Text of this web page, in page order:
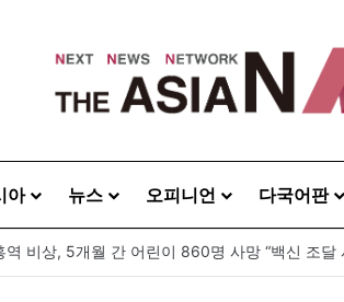
아 뉴스 오피니언 다국어판
트 20260808